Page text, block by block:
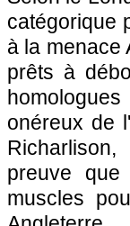
catégorique
à la menace
prêts à
onéreux de
preuve
muscles